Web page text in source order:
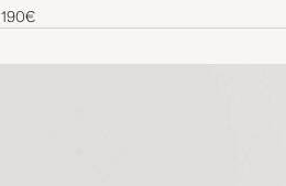
Bra kvalitet och
härifrån och
190€